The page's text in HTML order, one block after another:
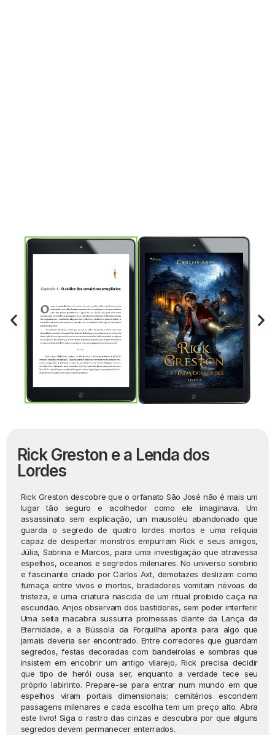
Rick Greston e a Lenda dos
Lordes
Rick Greston descobre que o orfanato São José não é mais um
lugar tão seguro e acolhedor como ele imaginava. Um
assassinato sem explicação, um mausoléu abandonado que
guarda o segredo de quatro lordes mortos e uma relíquia
capaz de despertar monstros empurram Rick e seus amigos,
Júlia, Sabrina e Marcos, para uma investigação que atravessa
espelhos, oceanos e segredos milenares. No universo sombrio
e fascinante criado por Carlos Axt, demotazes deslizam como
fumaça entre vivos e mortos, bradadores vomitam névoas de
tristeza, e uma criatura nascida de um ritual proibido caça na
escuridão. Anjos observam dos bastidores, sem poder interferir.
Uma seita macabra sussurra promessas diante da Lança da
Eternidade, e a Bússola da Forquilha aponta para algo que
jamais deveria ser encontrado. Entre corredores que guardam
segredos, festas decoradas com bandeirolas e sombras que
insistem em encobrir um antigo vilarejo, Rick precisa decidir
que tipo de herói ousa ser, enquanto a verdade tece seu
próprio labirinto. Prepare-se para entrar num mundo em que
espelhos viram portais dimensionais; cemitérios escondem
passagens milenares e cada escolha tem um preço alto. Abra
este livro! Siga o rastro das cinzas e descubra por que alguns
segredos devem permanecer enterrados.